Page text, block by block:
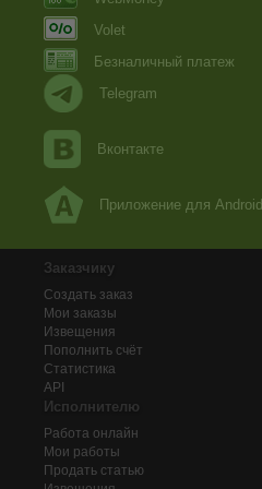
Volet
Безналичный платеж
Telegram
Вконтакте
Приложение для Android
Заказчику
Создать заказ
Мои заказы
Извещения
Пополнить счёт
Статистика
API
Исполнителю
Работа онлайн
Мои работы
Продать статью